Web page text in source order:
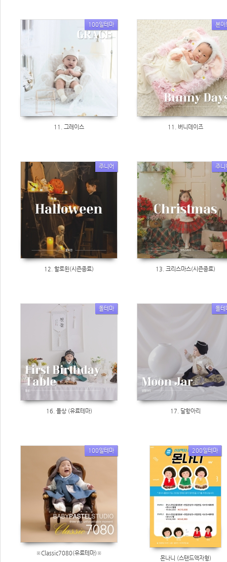
100일테마
11. 그레이스
본아
11. 버니데이즈
주니어
12. 할로윈(시즌종료)
주니
13. 크리스마스(시즌종료)
돌테마
16. 돌상 (유료테마)
돌테
17. 달항아리
100일테마
※Classic7080(유료테마)※
200일테마
몬나니 (스탠드액자형)